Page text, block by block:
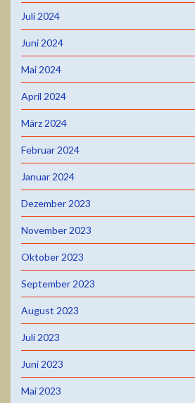
Juli 2024
Juni 2024
Mai 2024
April 2024
März 2024
Februar 2024
Januar 2024
Dezember 2023
November 2023
Oktober 2023
September 2023
August 2023
Juli 2023
Juni 2023
Mai 2023